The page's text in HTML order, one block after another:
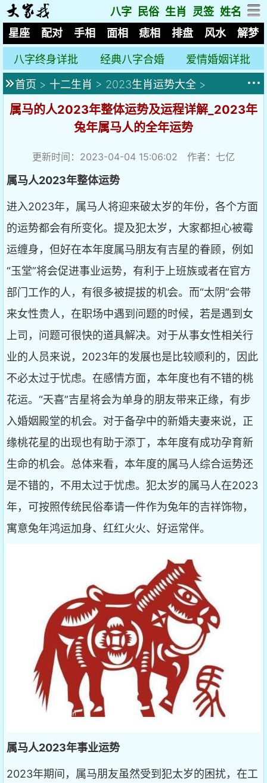
八字 民俗 生肖 灵签 姓名
星座
配对 手相 面相 痣相 排盘 风水 解梦
八字终身详批 经典八字合婚
爱情婚姻详批
首页 > 十二生肖 > 2023生肖运势大全 >
属马的人2023年整体运势及运程详解_2023年
兔年属马人的全年运势
更新时间：2023-04-04 15:06:02 作者：七亿
属马人2023年整体运势
进入2023年，属马人将迎来破太岁的年份，各个方面
的运势都会有所变化。提及犯太岁，大家都担心被霉
运缠身，但好在本年度属马朋友有吉星的眷顾，例如
“玉堂”将会促进事业运势，有利于上班族或者在官方
部门工作的人，有很多被提拔的机会。而“太阴”会带
来女性贵人，在职场中遇到问题的时候，若是遇到女
上司，问题可很快的道具解决。对于从事女性相关行
业的人员来说，2023年的发展也是比较顺利的，因此
不必太过于忧虑。在感情方面，本年度也有不错的桃
花运。“天喜”吉星将会为单身的朋友带来正缘，有步
入婚姻殿堂的机会。对于备孕中的新婚夫妻来说，正
缘桃花星的出现也有助于添丁，本年度有成功孕育新
生命的机会。总体来看，本年度的属马人综合运势还
是不错的，不用太过于忧虑。犯太岁的属马人在2023
年，可按照传统民俗奉请一件作为兔年的吉祥饰物，
寓意兔年鸿运加身、红红火火、好运常伴。
属马人2023年事业运势
2023年期间，属马朋友虽然受到犯太岁的困扰，在工